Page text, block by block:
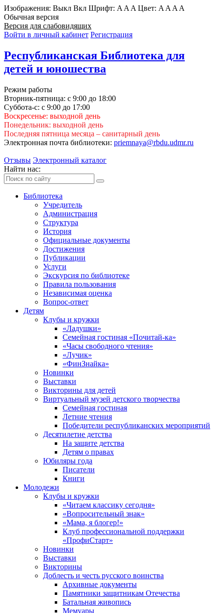
Изображения: Выкл Вкл Шрифт: A A A Цвет: A A A A
Обычная версия
Версия для слабовидящих
Войти в личный кабинет Регистрация
Республиканская Библиотека для
детей и юношества
Режим работы
Вторник-пятница: с 9:00 до 18:00
Суббота-с: с 9:00 до 17:00
Воскресенье: выходной день
Понедельник: выходной день
Последняя пятница месяца – санитарный день
Электронная почта библиотеки: priemnaya@rbdu.udmr.ru
Отзывы Электронный каталог
Найти нас:
Библиотека
Учредитель
Администрация
Структура
История
Официальные документы
Достижения
Публикации
Услуги
Экскурсия по библиотеке
Правила пользования
Независимая оценка
Вопрос-ответ
Детям
Клубы и кружки
«Ладушки»
Семейная гостиная «Почитай-ка»
«Часы свободного чтения»
«Лучик»
«ФинЗнайка»
Новинки
Выставки
Викторины для детей
Виртуальный музей детского творчества
Семейная гостиная
Летние чтения
Победители республиканских мероприятий
Десятилетие детства
На защите детства
Детям о правах
Юбиляры года
Писатели
Книги
Молодежи
Клубы и кружки
«Читаем классику сегодня»
«Вопросительный знак»
«Мама, я блогер!»
Клуб профессиональной поддержки
«ПрофиСтарт»
Новинки
Выставки
Викторины
Доблесть и честь русского воинства
Архивные документы
Памятники защитникам Отечества
Батальная живопись
Мемуары